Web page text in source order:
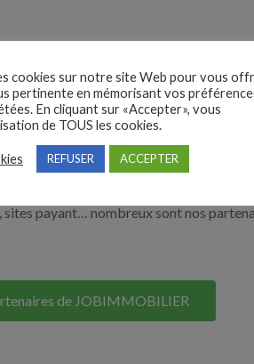
exemple un agent immobilier, un
aider à recruter en cliquant sur le
Nos solutions entreprises
payant… nombreux sont nos
de JOBIMMOBILIER
cookies sur notre site Web pour vous
pertinente en mémorisant vos
En cliquant sur «Accepter», vous
de TOUS les cookies.
REFUSER ACCEPTER